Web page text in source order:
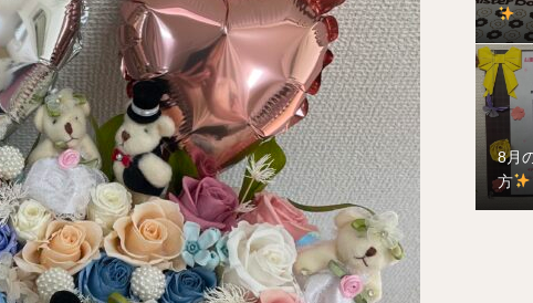
8月
方